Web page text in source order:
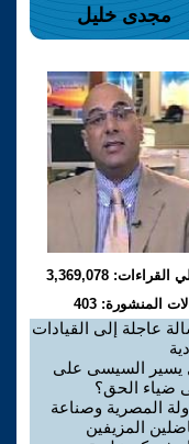
مجدى خليل
القراءات: 3,369,078
المنشورة: 403
عاجلة إلى القيادات
يسير السيسى على
ضياء الحق؟
المصرية وصناعة
المزيفين